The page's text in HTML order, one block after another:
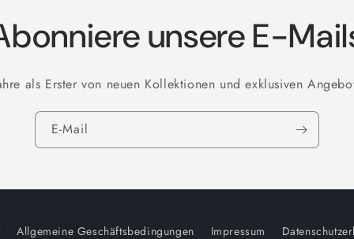
unsere E-
als Erster von neuen Kollektionen und exklusiven
E-Mail
Allgemeine Geschäftsbedingungen Impressum